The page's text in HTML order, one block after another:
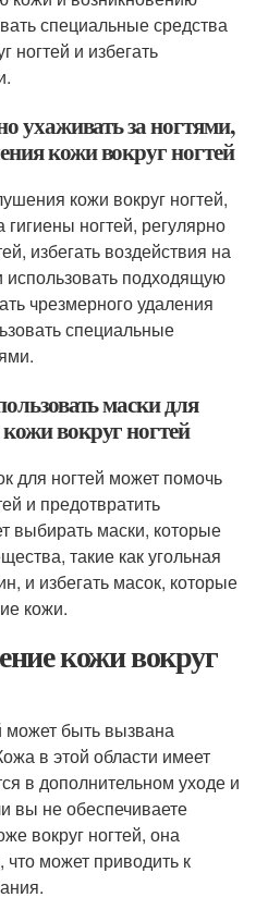
специальные средства
ногтей и избегать
ухаживать за ногтями,
кожи вокруг ногтей
кожи вокруг ногтей,
ногтей, регулярно
избегать воздействия на
использовать подходящую
чрезмерного удаления
специальные
маски для
вокруг ногтей
для ногтей может помочь
и предотвратить
выбирать маски, которые
такие как угольная
и избегать масок, которые
кожи.
кожи вокруг
может быть вызвана
в этой области имеет
в дополнительном уходе и
вы не обеспечиваете
вокруг ногтей, она
может приводить к